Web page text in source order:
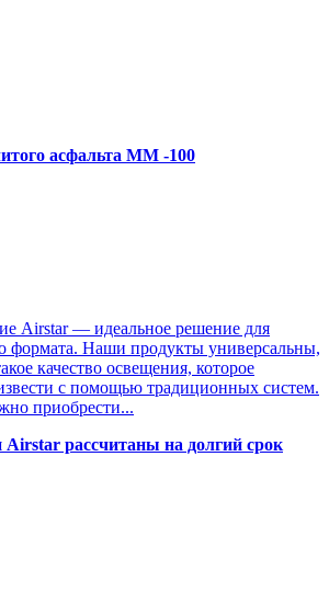
асфальта MM -100
Airstar — идеальное решение для
формата. Наши продукты универсальны,
качество освещения, которое
с помощью традиционных систем.
приобрести...
рассчитаны на долгий срок